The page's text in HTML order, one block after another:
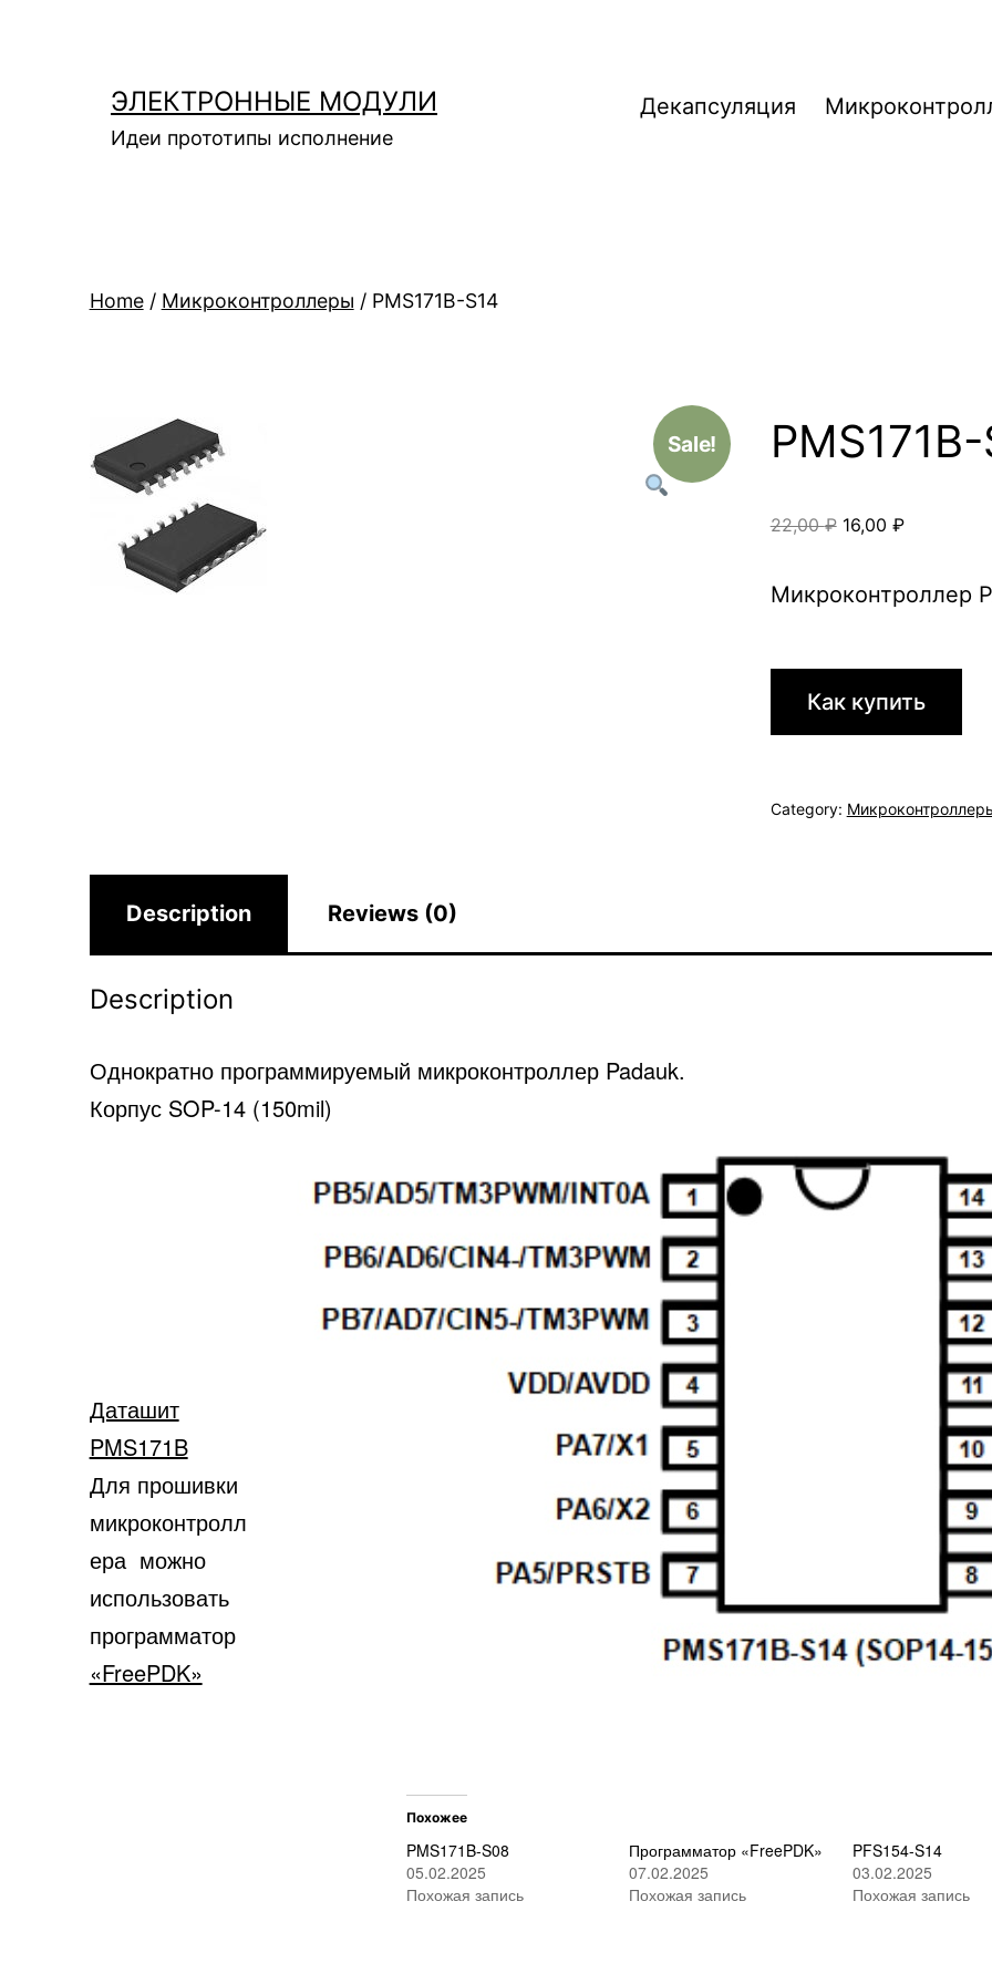
содержимомуЭЛЕКТРОННЫЕ МОДУЛИ
Идеи прототипы исполнение
Декапсуляция
Home/ Микроконтроллеры / PMS171B-S14
Sale!
22,00₽ Original
22,00 ₽.
16,00 ₽Current
16,00 ₽.
Микроконтроллер
Как купить
Category:
Description Reviews (0)
Description
Однократно программируемый микроконтроллер Padauk.
Корпус SOP-14 (150mil)
Даташит
PMS171B
Для прошивки
микроконтролл
ера можно
использовать
программатор
«FreePDK»
Похожее
PMS171B-S08
05.02.2025
Похожая запись
Программатор «FreePDK»
07.02.2025
Похожая запись
PFS154-S14
03.02.2025
Похожая запись